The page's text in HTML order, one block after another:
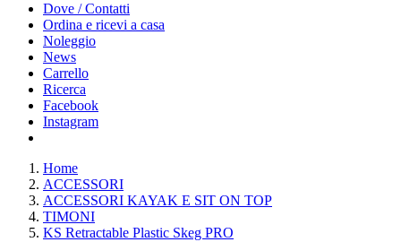
Dove / Contatti
Ordina e ricevi a casa
Noleggio
News
Carrello
Ricerca
Facebook
Instagram
Home
ACCESSORI
ACCESSORI KAYAK E SIT ON TOP
TIMONI
KS Retractable Plastic Skeg PRO